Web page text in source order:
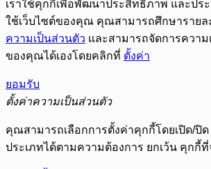
เราใช้คุกกี้เพื่อพัฒนาประสิทธิภาพ และปร
ใช้เว็บไซต์ของคุณ คุณสามารถศึกษารายล
ความเป็นส่วนตัว และสามารถจัดการความ
ของคุณได้เองโดยคลิกที่ ตั้งค่า
ยอมรับ
ตั้งค่าความเป็นส่วนตัว
คุณสามารถเลือกการตั้งค่าคุกกี้โดยเปิด/ปิ
ประเภทได้ตามความต้องการ ยกเว้น คุกกี้ที่